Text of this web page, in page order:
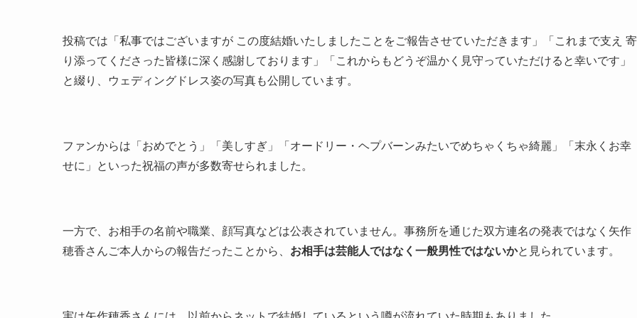
投稿では「私事ではございますが この度結婚いたしましたことをご報告させていただきます」「これまで支え 寄
り添ってくださった皆様に深く感謝しております」「これからもどうぞ温かく見守っていただけると幸いです」
と綴り、ウェディングドレス姿の写真も公開しています。
ファンからは「おめでとう」「美しすぎ」「オードリー・ヘプバーンみたいでめちゃくちゃ綺麗」「末永くお幸
せに」といった祝福の声が多数寄せられました。
一方で、お相手の名前や職業、顔写真などは公表されていません。事務所を通じた双方連名の発表ではなく矢作
穂香さんご本人からの報告だったことから、 お相手は芸能人ではなく一般男性ではないかと見られています。